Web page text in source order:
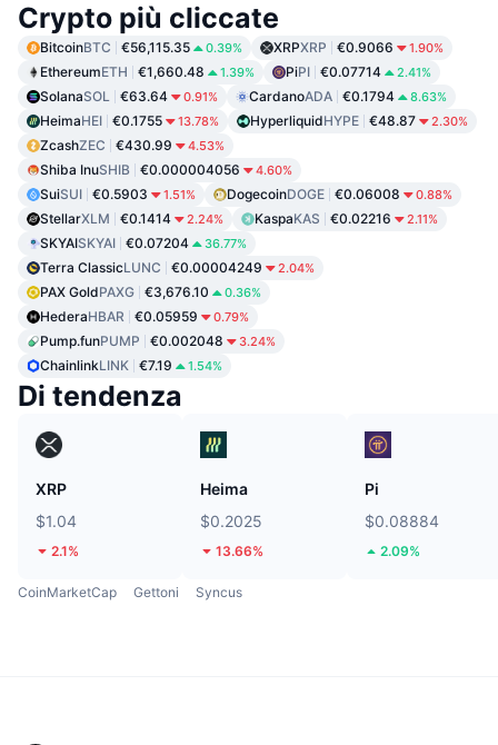
Crypto più cliccate
BitcoinBTC €56,115.35 0.39% XRPXRP €0.9066 1.90%
EthereumETH €1,660.48 1.39% PiPI €0.07714 2.41%
SolanaSOL €63.64 0.91% CardanoADA €0.1794 8.63%
HeimaHEI €0.1755 13.78% HyperliquidHYPE €48.87 2.30%
ZcashZEC €430.99 4.53%
Shiba InuSHIB €0.000004056 4.60%
SuiSUI €0.5903 1.51% DogecoinDOGE €0.06008 0.88%
StellarXLM €0.1414 2.24% KaspaKAS €0.02216 2.11%
SKYAISKYAI €0.07204 36.77%
Terra ClassicLUNC €0.00004249 2.04%
PAX GoldPAXG €3,676.10 0.36%
HederaHBAR €0.05959 0.79%
Pump.funPUMP €0.002048 3.24%
ChainlinkLINK €7.19 1.54%
Di tendenza
XRP
$1.04
2.1%
Heima
$0.2025
13.66%
Pi
$0.08884
2.09%
CoinMarketCap Gettoni Syncus